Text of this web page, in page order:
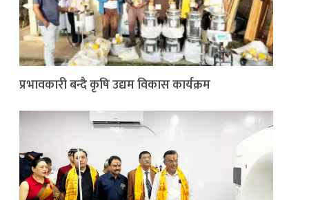
प्रभावकारी बन्दै कृषि उद्यम विकास कार्यक्रम